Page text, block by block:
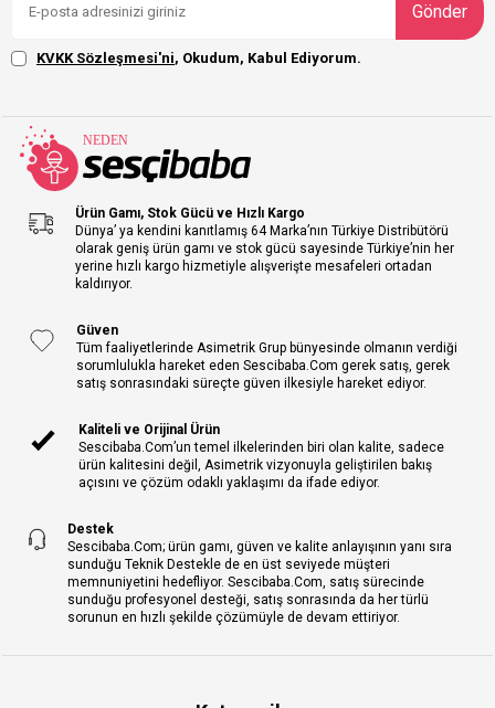
Gönder
KVKK Sözleşmesi'ni, Okudum, Kabul Ediyorum.
Ürün Gamı, Stok Gücü ve Hızlı Kargo
Dünya’ ya kendini kanıtlamış 64 Marka’nın Türkiye Distribütörü
olarak geniş ürün gamı ve stok gücü sayesinde Türkiye’nin her
yerine hızlı kargo hizmetiyle alışverişte mesafeleri ortadan
kaldırıyor.
Güven
Tüm faaliyetlerinde Asimetrik Grup bünyesinde olmanın verdiği
sorumlulukla hareket eden Sescibaba.Com gerek satış, gerek
satış sonrasındaki süreçte güven ilkesiyle hareket ediyor.
Kaliteli ve Orijinal Ürün
Sescibaba.Com’un temel ilkelerinden biri olan kalite, sadece
ürün kalitesini değil, Asimetrik vizyonuyla geliştirilen bakış
açısını ve çözüm odaklı yaklaşımı da ifade ediyor.
Destek
Sescibaba.Com; ürün gamı, güven ve kalite anlayışının yanı sıra
sunduğu Teknik Destekle de en üst seviyede müşteri
memnuniyetini hedefliyor. Sescibaba.Com, satış sürecinde
sunduğu profesyonel desteği, satış sonrasında da her türlü
sorunun en hızlı şekilde çözümüyle de devam ettiriyor.